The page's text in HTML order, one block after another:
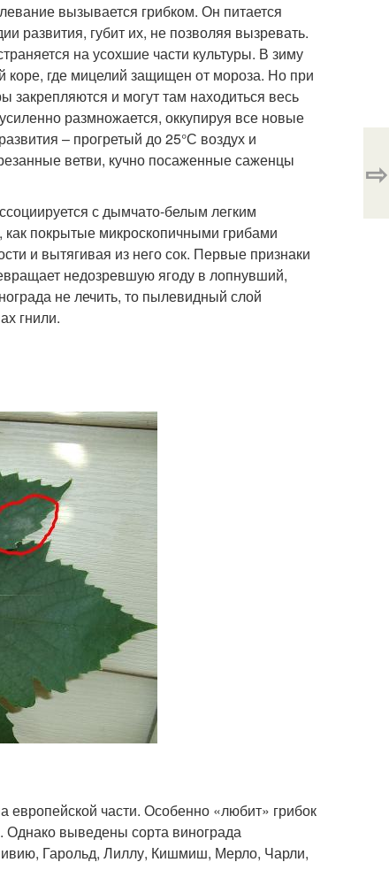
вызывается грибком. Он питается
развития, губит их, не позволяя вызревать.
на усохшие части культуры. В зиму
коре, где мицелий защищен от мороза. Но при
и могут там находиться весь
размножается, оккупируя все новые
– прогретый до 25°С воздух и
ветви, кучно посаженные саженцы
с дымчато-белым легким
покрытые микроскопичными грибами
и вытягивая из него сок. Первые признаки
недозревшую ягоду в лопнувший,
не лечить, то пылевидный слой
гнили.
части. Особенно «любит» грибок
Однако выведены сорта винограда
Гарольд, Лиллу, Кишмиш, Мерло, Чарли,
⇨